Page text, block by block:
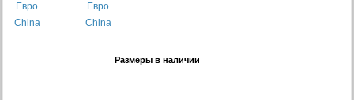
Размеры в наличии